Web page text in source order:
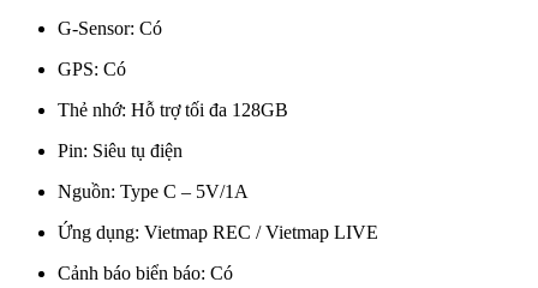
G-Sensor: Có
GPS: Có
Thẻ nhớ: Hỗ trợ tối đa 128GB
Pin: Siêu tụ điện
Nguồn: Type C – 5V/1A
Ứng dụng: Vietmap REC / Vietmap LIVE
Cảnh báo biển báo: Có